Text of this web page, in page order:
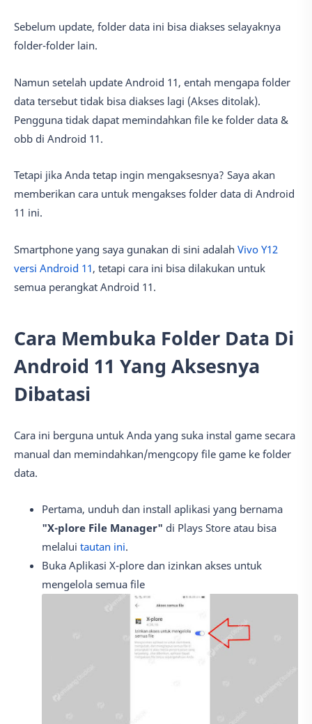
Sebelum update, folder data ini bisa diakses selayaknya
folder-folder lain.
Namun setelah update Android 11, entah mengapa folder
data tersebut tidak bisa diakses lagi (Akses ditolak).
Pengguna tidak dapat memindahkan file ke folder data &
obb di Android 11.
Tetapi jika Anda tetap ingin mengaksesnya? Saya akan
memberikan cara untuk mengakses folder data di Android
11 ini.
Smartphone yang saya gunakan di sini adalah Vivo Y12
versi Android 11, tetapi cara ini bisa dilakukan untuk
semua perangkat Android 11.
Cara Membuka Folder Data Di
Android 11 Yang Aksesnya
Dibatasi
Cara ini berguna untuk Anda yang suka instal game secara
manual dan memindahkan/mengcopy file game ke folder
data.
Pertama, unduh dan install aplikasi yang bernama
"X-plore File Manager" di Plays Store atau bisa
melalui tautan ini.
Buka Aplikasi X-plore dan izinkan akses untuk
mengelola semua file